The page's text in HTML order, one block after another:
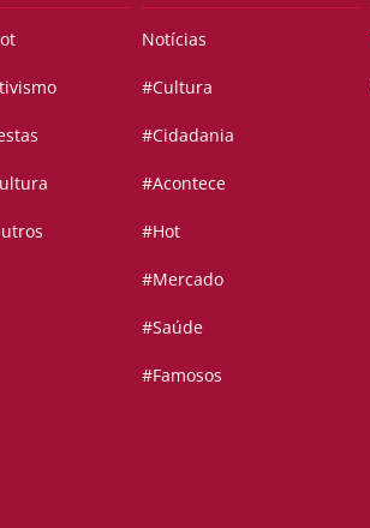
Notícias
#Cultura
#Cidadania
#Acontece
#Hot
#Mercado
#Saúde
#Famosos